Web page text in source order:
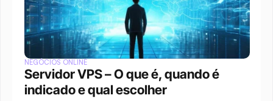
NEGÓCIOS ONLINE
Servidor VPS – O que é, quando é
indicado e qual escolher